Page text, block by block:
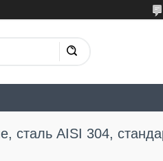
сталь AISI 304,